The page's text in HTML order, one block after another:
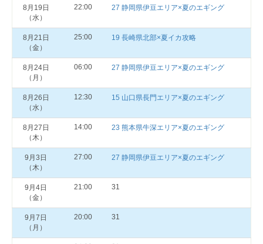
8月19日
（水）
22:00 27 静岡県伊豆エリア×夏のエギング
8月21日
（金）
25:00 19 長崎県北部×夏イカ攻略
8月24日
（月）
06:00 27 静岡県伊豆エリア×夏のエギング
8月26日
（水）
12:30 15 山口県長門エリア×夏のエギング
8月27日
（木）
14:00 23 熊本県牛深エリア×夏のエギング
9月3日
（木）
27:00 27 静岡県伊豆エリア×夏のエギング
9月4日
（金）
21:00 31
9月7日
（月）
20:00 31